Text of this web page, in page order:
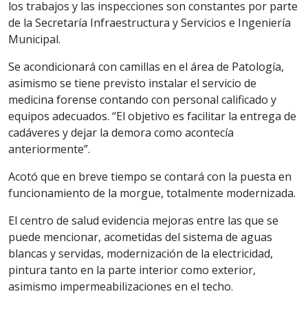
los trabajos y las inspecciones son constantes por parte
de la Secretaría Infraestructura y Servicios e Ingeniería
Municipal.
Se acondicionará con camillas en el área de Patología,
asimismo se tiene previsto instalar el servicio de
medicina forense contando con personal calificado y
equipos adecuados. “El objetivo es facilitar la entrega de
cadáveres y dejar la demora como acontecía
anteriormente”.
Acotó que en breve tiempo se contará con la puesta en
funcionamiento de la morgue, totalmente modernizada.
El centro de salud evidencia mejoras entre las que se
puede mencionar, acometidas del sistema de aguas
blancas y servidas, modernización de la electricidad,
pintura tanto en la parte interior como exterior,
asimismo impermeabilizaciones en el techo.